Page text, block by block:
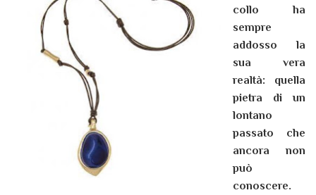
collo ha
sempre
addosso la
sua vera
realtà: quella
pietra di un
lontano
passato che
ancora non
può
conoscere.